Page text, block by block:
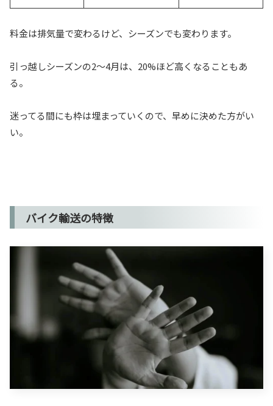
料金は排気量で変わるけど、シーズンでも変わります。
引っ越しシーズンの2～4月は、20%ほど高くなることもあ
る。
迷ってる間にも枠は埋まっていくので、早めに決めた方がい
い。
バイク輸送の特徴